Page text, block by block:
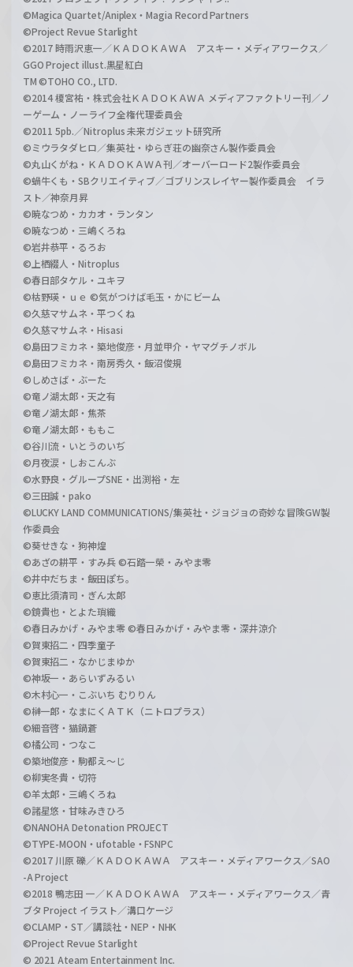
©Magica Quartet/Aniplex・Magia Record Partners
©Project Revue Starlight
©2017 時雨沢恵一／ＫＡＤＯＫＡＷＡ アスキー・メディアワークス／
GGO Project illust.黒星紅白
TM ©TOHO CO., LTD.
©2014 榎宮祐・株式会社ＫＡＤＯＫＡＷＡ メディアファクトリー刊／ノ
ーゲーム・ノーライフ全権代理委員会
©2011 5pb.／Nitroplus 未来ガジェット研究所
©ミウラタダヒロ／集英社・ゆらぎ荘の幽奈さん製作委員会
©丸山くがね・ＫＡＤＯＫＡＷＡ刊／オーバーロード2製作委員会
©蝸牛くも・SBクリエイティブ／ゴブリンスレイヤー製作委員会 イラ
スト／神奈月昇
©暁なつめ・カカオ・ランタン
©暁なつめ・三嶋くろね
©岩井恭平・るろお
©上栖綴人・Nitroplus
©春日部タケル・ユキヲ
©枯野瑛・ｕｅ ©気がつけば毛玉・かにビーム
©久慈マサムネ・平つくね
©久慈マサムネ・Hisasi
©島田フミカネ・築地俊彦・月並甲介・ヤマグチノボル
©島田フミカネ・南房秀久・飯沼俊規
©しめさば・ぶーた
©竜ノ湖太郎・天之有
©竜ノ湖太郎・焦茶
©竜ノ湖太郎・ももこ
©谷川流・いとうのいぢ
©月夜涙・しおこんぶ
©水野良・グループSNE・出渕裕・左
©三田誠・pako
©LUCKY LAND COMMUNICATIONS/集英社・ジョジョの奇妙な冒険GW製
作委員会
©葵せきな・狗神煌
©あざの耕平・すみ兵 ©石踏一榮・みやま零
©井中だちま・飯田ぽち。
©恵比須清司・ぎん太郎
©鏡貴也・とよた瑣織
©春日みかげ・みやま零 ©春日みかげ・みやま零・深井涼介
©賀東招二・四季童子
©賀東招二・なかじまゆか
©神坂一・あらいずみるい
©木村心一・こぶいち むりりん
©榊一郎・なまにくＡＴＫ（ニトロプラス）
©細音啓・猫鍋蒼
©橘公司・つなこ
©築地俊彦・駒都え～じ
©柳実冬貴・切符
©羊太郎・三嶋くろね
©諸星悠・甘味みきひろ
©NANOHA Detonation PROJECT
©TYPE-MOON・ufotable・FSNPC
©2017 川原 礫／ＫＡＤＯＫＡＷＡ アスキー・メディアワークス／SAO
-A Project
©2018 鴨志田 一／ＫＡＤＯＫＡＷＡ アスキー・メディアワークス／青
ブタ Project イラスト／溝口ケージ
©CLAMP・ST／講談社・NEP・NHK
©Project Revue Starlight
© 2021 Ateam Entertainment Inc.